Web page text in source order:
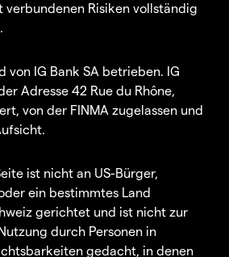
verbundenen Risiken vollständig
von IG Bank SA betrieben. IG
Adresse 42 Rue du Rhône,
von der FINMA zugelassen und
ist nicht an US-Bürger,
ein bestimmtes Land
gerichtet und ist nicht zur
durch Personen in
gedacht, in denen